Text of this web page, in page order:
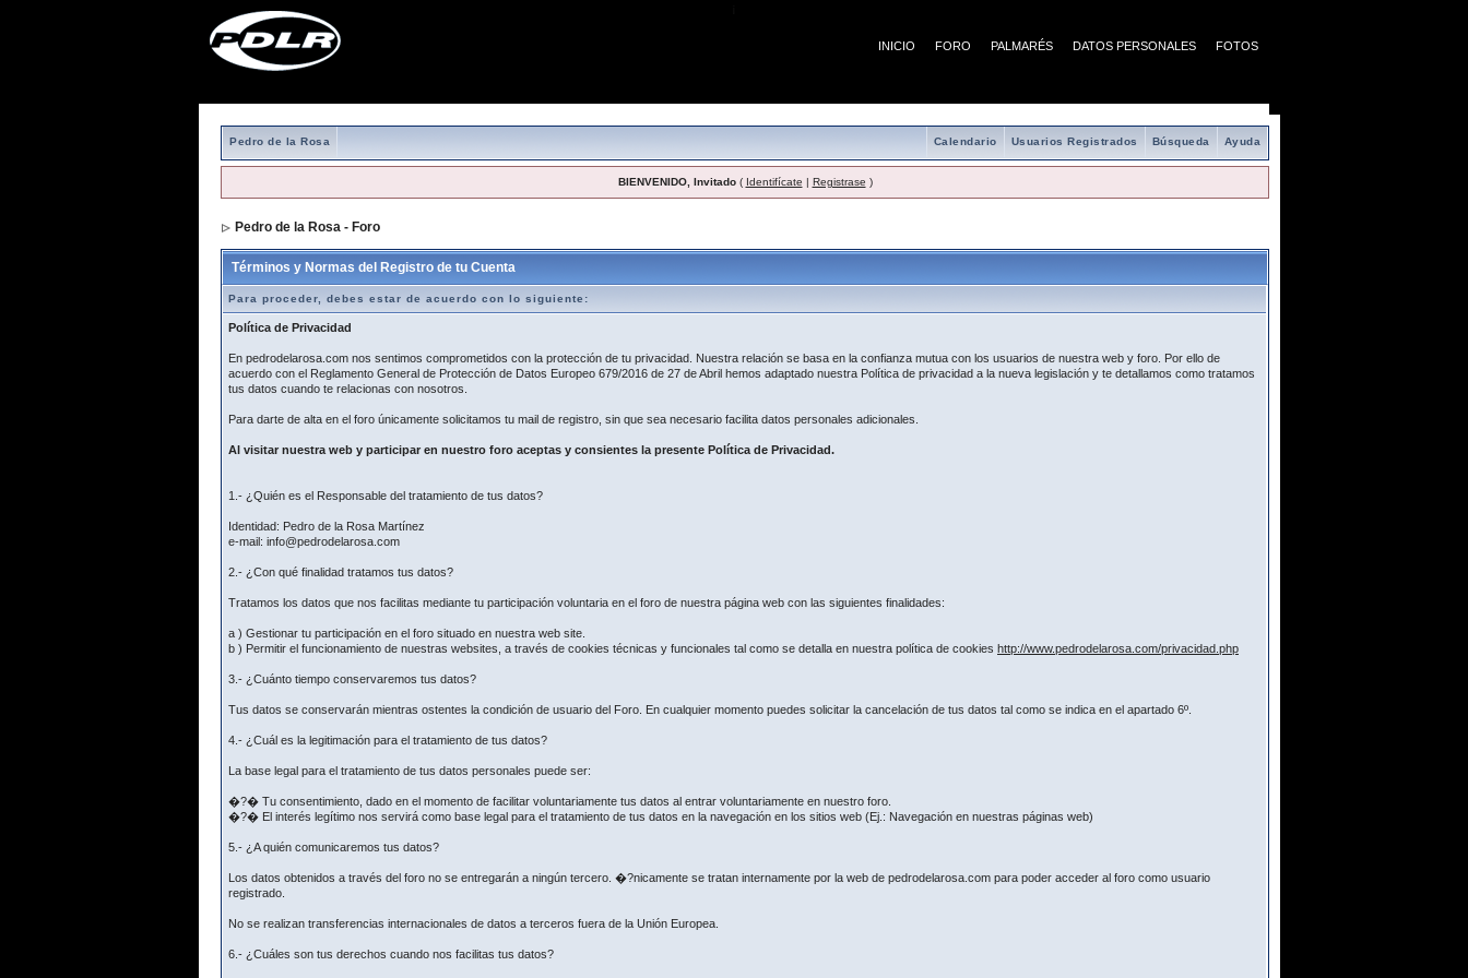
INICIO FORO PALMARÉS DATOS PERSONALES FOTOS
Pedro de la Rosa Ayuda
Búsqueda
Usuarios Registrados
Calendario
BIENVENIDO, Invitado( Identifícate | Registrase )
Pedro de la Rosa - Foro
Términos y Normas del Registro de tu Cuenta
Para proceder, debes estar de acuerdo con lo siguiente:
Política de Privacidad
En pedrodelarosa.com nos sentimos comprometidos con la protección de tu privacidad. Nuestra relación se basa en la confianza mutua con los usuarios de nuestra web y foro. Por ello de
acuerdo con el Reglamento General de Protección de Datos Europeo 679/2016 de 27 de Abril hemos adaptado nuestra Política de privacidad a la nueva legislación y te detallamos como tratamos
tus datos cuando te relacionas con nosotros.
Para darte de alta en el foro únicamente solicitamos tu mail de registro, sin que sea necesario facilita datos personales adicionales.
Al visitar nuestra web y participar en nuestro foro aceptas y consientes la presente Política de Privacidad.
1.- ¿Quién es el Responsable del tratamiento de tus datos?
Identidad: Pedro de la Rosa Martínez
e-mail: info@pedrodelarosa.com
2.- ¿Con qué finalidad tratamos tus datos?
Tratamos los datos que nos facilitas mediante tu participación voluntaria en el foro de nuestra página web con las siguientes finalidades:
a ) Gestionar tu participación en el foro situado en nuestra web site.
b ) Permitir el funcionamiento de nuestras websites, a través de cookies técnicas y funcionales tal como se detalla en nuestra política de cookies http://www.pedrodelarosa.com/privacidad.php
3.- ¿Cuánto tiempo conservaremos tus datos?
Tus datos se conservarán mientras ostentes la condición de usuario del Foro. En cualquier momento puedes solicitar la cancelación de tus datos tal como se indica en el apartado 6º.
4.- ¿Cuál es la legitimación para el tratamiento de tus datos?
La base legal para el tratamiento de tus datos personales puede ser:
�?� Tu consentimiento, dado en el momento de facilitar voluntariamente tus datos al entrar voluntariamente en nuestro foro.
�?� El interés legítimo nos servirá como base legal para el tratamiento de tus datos en la navegación en los sitios web (Ej.: Navegación en nuestras páginas web)
5.- ¿A quién comunicaremos tus datos?
Los datos obtenidos a través del foro no se entregarán a ningún tercero. �?nicamente se tratan internamente por la web de pedrodelarosa.com para poder acceder al foro como usuario
registrado.
No se realizan transferencias internacionales de datos a terceros fuera de la Unión Europea.
6.- ¿Cuáles son tus derechos cuando nos facilitas tus datos?